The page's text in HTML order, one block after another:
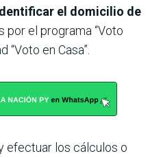
el domicilio de
por el programa “Voto
en Casa”.
efectuar los cálculos o